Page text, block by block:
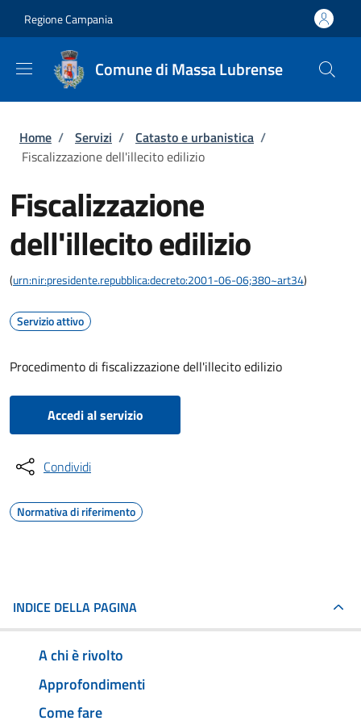
Regione Campania
Comune di Massa Lubrense
Briciole di pane
Home / Servizi / Catasto e urbanistica /
Fiscalizzazione dell'illecito edilizio
Fiscalizzazione
dell'illecito edilizio
(urn:nir:presidente.repubblica:decreto:2001-06-06;380~art34)
Servizio attivo
Procedimento di fiscalizzazione dell'illecito edilizio
Accedi al servizio
Condividi
Normativa di riferimento
INDICE DELLA PAGINA
A chi è rivolto
Approfondimenti
Come fare